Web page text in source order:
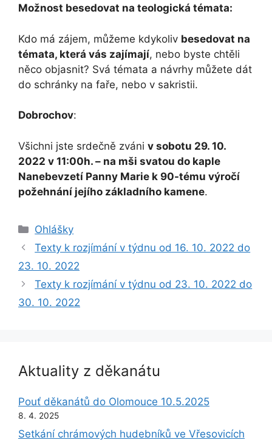
Možnost besedovat na teologická témata:
Kdo má zájem, můžeme kdykoliv besedovat na
témata, která vás zajímají, nebo byste chtěli
něco objasnit? Svá témata a návrhy můžete dát
do schránky na faře, nebo v sakristii.
Dobrochov:
Všichni jste srdečně zváni v sobotu 29. 10.
2022 v 11:00h. – na mši svatou do kaple
Nanebevzetí Panny Marie k 90-tému výročí
požehnání jejího základního kamene.
Rubriky
Ohlášky
Texty k rozjímání v týdnu od 16. 10. 2022 do
23. 10. 2022
Texty k rozjímání v týdnu od 23. 10. 2022 do
30. 10. 2022
Aktuality z děkanátu
Pouť děkanátů do Olomouce 10.5.2025
8. 4. 2025
Setkání chrámových hudebníků ve Vřesovicích